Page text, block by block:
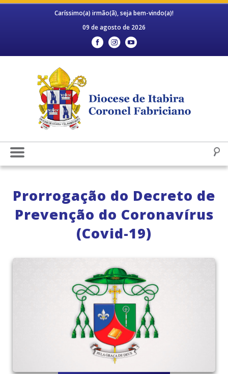
Caríssimo(a) irmão(ã), seja bem-vindo(a)!
09 de agosto de 2026
Prorrogação do Decreto de
Prevenção do Coronavírus
(Covid-19)